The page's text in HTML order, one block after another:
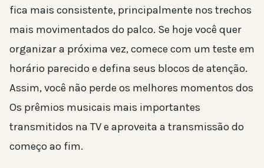
fica mais consistente, principalmente nos trechos
mais movimentados do palco. Se hoje você quer
organizar a próxima vez, comece com um teste em
horário parecido e defina seus blocos de atenção.
Assim, você não perde os melhores momentos dos
Os prêmios musicais mais importantes
transmitidos na TV e aproveita a transmissão do
começo ao fim.